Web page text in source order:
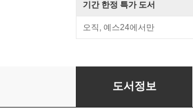
기간 한정 특가 도서
오직, 예스24에서만
박시백의 조선왕조실록 1
도서정보